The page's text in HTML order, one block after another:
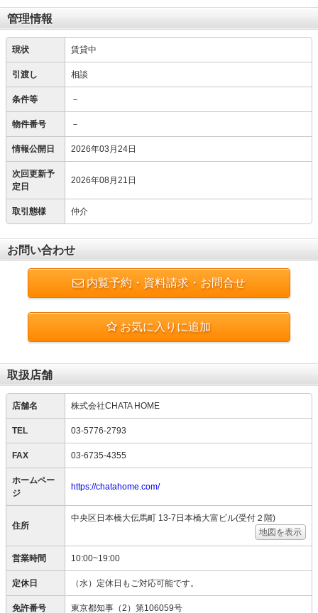
管理情報
現状 賃貸中
引渡し 相談
条件等 －
物件番号 －
情報公開日 2026年03月24日
次回更新予
定日
2026年08月21日
取引態様 仲介
お問い合わせ
内覧予約・資料請求・お問合せ
お気に入りに追加
取扱店舗
店舗名 株式会社CHATA HOME
TEL 03-5776-2793
FAX 03-6735-4355
ホームペー
ジ
https://chatahome.com/
住所
中央区日本橋大伝馬町 13-7日本橋大富ビル(受付２階)
地図を表示
営業時間 10:00~19:00
定休日 （水）定休日もご対応可能です。
免許番号 東京都知事（2）第106059号